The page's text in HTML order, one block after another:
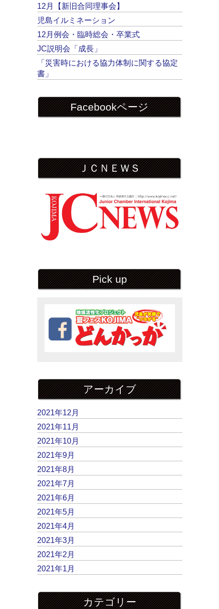
12月【新旧合同理事会】
児島イルミネーション
12月例会・臨時総会・卒業式
JC説明会「成長」
「災害時における協力体制に関する協定
書」
Facebookページ
ＪＣＮＥＷＳ
Pick up
アーカイブ
2021年12月
2021年11月
2021年10月
2021年9月
2021年8月
2021年7月
2021年6月
2021年5月
2021年4月
2021年3月
2021年2月
2021年1月
カテゴリー